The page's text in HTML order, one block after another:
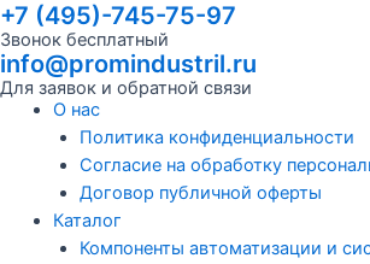
+7 (495)-745-75-97
Звонок бесплатный
info@promindustril.ru
Для заявок и обратной связи
О нас
Политика конфиденциальности
Согласие на обработку
Договор публичной оферты
Каталог
Компоненты автоматизации и